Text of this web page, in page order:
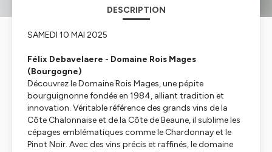
DESCRIPTION
SAMEDI 10 MAI 2025
Félix Debavelaere - Domaine Rois Mages
(Bourgogne)
Découvrez le Domaine Rois Mages, une pépite
bourguignonne fondée en 1984, alliant tradition et
innovation. Véritable référence des grands vins de la
Côte Chalonnaise et de la Côte de Beaune, il sublime les
cépages emblématiques comme le Chardonnay et le
Pinot Noir. Avec des vins précis et raffinés, le domaine